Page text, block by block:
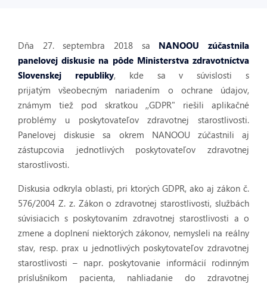
Dňa 27. septembra 2018 sa NANOOU zúčastnila
panelovej diskusie na pôde Ministerstva zdravotníctva
Slovenskej republiky, kde sa v súvislosti s
prijatým všeobecným nariadením o ochrane údajov,
známym tiež pod skratkou ,,GDPR" riešili aplikačné
problémy u poskytovateľov zdravotnej starostlivosti.
Panelovej diskusie sa okrem NANOOU zúčastnili aj
zástupcovia jednotlivých poskytovateľov zdravotnej
starostlivosti.
Diskusia odkryla oblasti, pri ktorých GDPR, ako aj zákon č.
576/2004 Z. z. Zákon o zdravotnej starostlivosti, službách
súvisiacich s poskytovaním zdravotnej starostlivosti a o
zmene a doplnení niektorých zákonov, nemysleli na reálny
stav, resp. prax u jednotlivých poskytovateľov zdravotnej
starostlivosti – napr. poskytovanie informácií rodinným
príslušníkom pacienta, nahliadanie do zdravotnej